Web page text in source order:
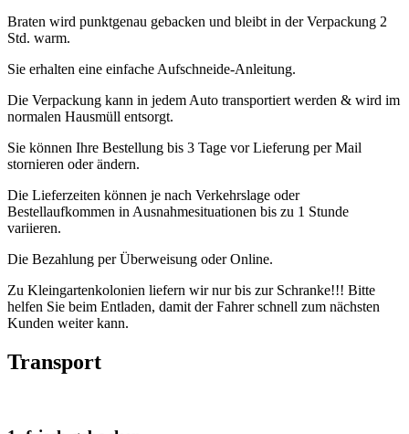
Braten wird punktgenau gebacken und bleibt in der Verpackung 2
Std. warm.
Sie erhalten eine einfache Aufschneide-Anleitung.
Die Verpackung kann in jedem Auto transportiert werden & wird im
normalen Hausmüll entsorgt.
Sie können Ihre Bestellung bis 3 Tage vor Lieferung per Mail
stornieren oder ändern.
Die Lieferzeiten können je nach Verkehrslage oder
Bestellaufkommen in Ausnahmesituationen bis zu 1 Stunde
variieren.
Die Bezahlung per Überweisung oder Online.
Zu Kleingartenkolonien liefern wir nur bis zur Schranke!!! Bitte
helfen Sie beim Entladen, damit der Fahrer schnell zum nächsten
Kunden weiter kann.
Transport